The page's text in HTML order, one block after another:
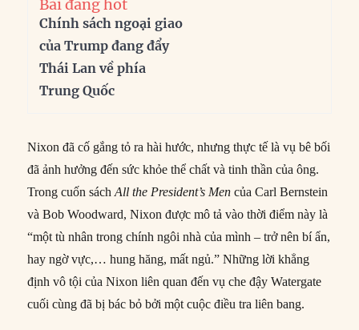
Bài đang hot
Chính sách ngoại giao
của Trump đang đẩy
Thái Lan về phía
Trung Quốc
Nixon đã cố gắng tỏ ra hài hước, nhưng thực tế là vụ bê bối
đã ảnh hưởng đến sức khỏe thể chất và tinh thần của ông.
Trong cuốn sáchAll the President’s Men của Carl Bernstein
và Bob Woodward, Nixon được mô tả vào thời điểm này là
“một tù nhân trong chính ngôi nhà của mình – trở nên bí ẩn,
hay ngờ vực,… hung hăng, mất ngủ.” Những lời khẳng
định vô tội của Nixon liên quan đến vụ che đậy Watergate
cuối cùng đã bị bác bỏ bởi một cuộc điều tra liên bang.